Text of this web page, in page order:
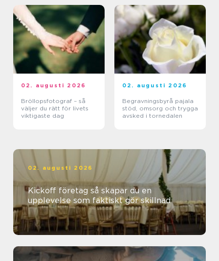
02. augusti 2026
Bröllopsfotograf – så
väljer du rätt för livets
viktigaste dag
02. augusti 2026
Begravningsbyrå pajala
stöd, omsorg och trygga
avsked i tornedalen
02. augusti 2026
Kickoff företag så skapar du en
upplevelse som faktiskt gör skillnad